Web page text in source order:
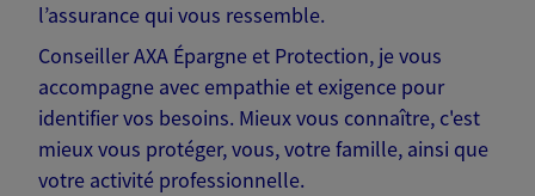
l’assurance qui vous ressemble.
Conseiller AXA Épargne et Protection, je vous
accompagne avec empathie et exigence pour
identifier vos besoins. Mieux vous connaître, c'est
mieux vous protéger, vous, votre famille, ainsi que
votre activité professionnelle.